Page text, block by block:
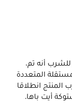
أنه تم،
المتعددة
المنتج انطلاقا
أيت باها.